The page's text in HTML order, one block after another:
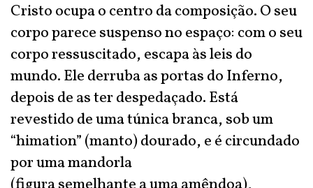
Cristo ocupa o centro da composição. O seu
corpo parece suspenso no espaço: com o seu
corpo ressuscitado, escapa às leis do
mundo. Ele derruba as portas do Inferno,
depois de as ter despedaçado. Está
revestido de uma túnica branca, sob um
“himation” (manto) dourado, e é circundado
por uma mandorla